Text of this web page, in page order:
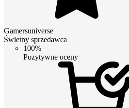
Gamersuniverse
Świetny sprzedawca
100%
Pozytywne oceny